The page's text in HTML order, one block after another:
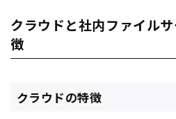
クラウドと社内ファイル
徴
クラウドの特徴